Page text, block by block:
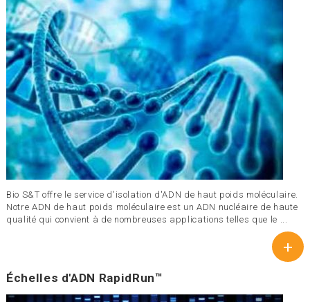
Bio S&T offre le service d'isolation d'ADN de haut poids moléculaire.
Notre ADN de haut poids moléculaire est un ADN nucléaire de haute
qualité qui convient à de nombreuses applications telles que le ...
+
Échelles d'ADN RapidRun™